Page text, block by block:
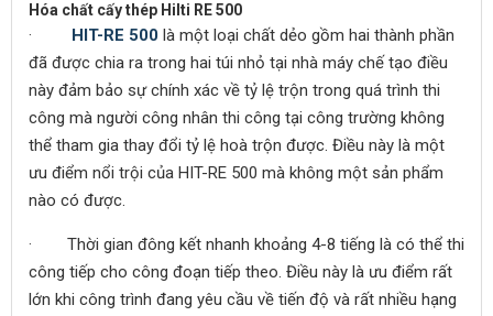
Hóa chất cấy thép Hilti RE 500
· HIT-RE 500 là một loại chất dẻo gồm hai thành phần
đã được chia ra trong hai túi nhỏ tại nhà máy chế tạo điều
này đảm bảo sự chính xác về tỷ lệ trộn trong quá trình thi
công mà người công nhân thi công tại công trường không
thể tham gia thay đổi tỷ lệ hoà trộn được. Điều này là một
ưu điểm nổi trội của HIT-RE 500 mà không một sản phẩm
nào có được.
· Thời gian đông kết nhanh khoảng 4-8 tiếng là có thể thi
công tiếp cho công đoạn tiếp theo. Điều này là ưu điểm rất
lớn khi công trình đang yêu cầu về tiến độ và rất nhiều hạng